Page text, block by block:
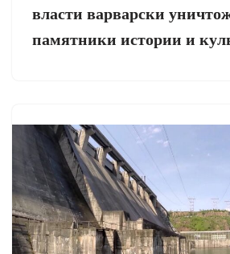
власти варварски
памятники истории и